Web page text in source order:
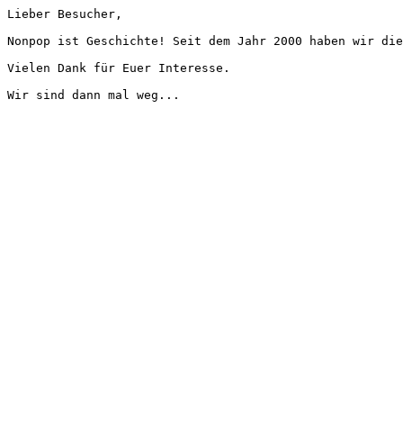
Lieber Besucher,
Nonpop ist Geschichte! Seit dem Jahr 2000 haben wir
Vielen Dank für Euer Interesse.
Wir sind dann mal weg...